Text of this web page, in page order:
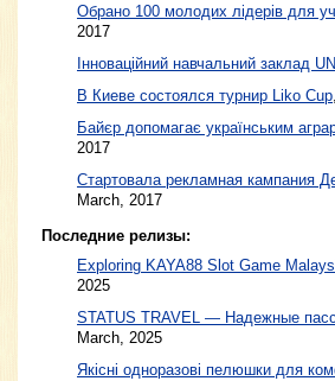
Обрано 100 молодих лідерів для
2017
Інноваційний навчальний заклад
В Киеве состоялся турнир Liko Cup,
Байєр допомагає українським
2017
Стартовала рекламная кампания
March, 2017
Последние релизы:
Exploring KAYA88 Slot Game
2025
STATUS TRAVEL — Надежные
March, 2025
Якісні одноразові пелюшки для